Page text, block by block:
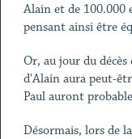
Alain et de 100.000
pensant ainsi être
Or, au jour du
d'Alain aura peut-
Paul auront
Désormais, lors de